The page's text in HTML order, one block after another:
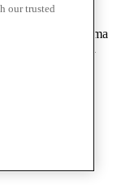
di funzionalità e
design nordico, ma
influenzata
our trusted